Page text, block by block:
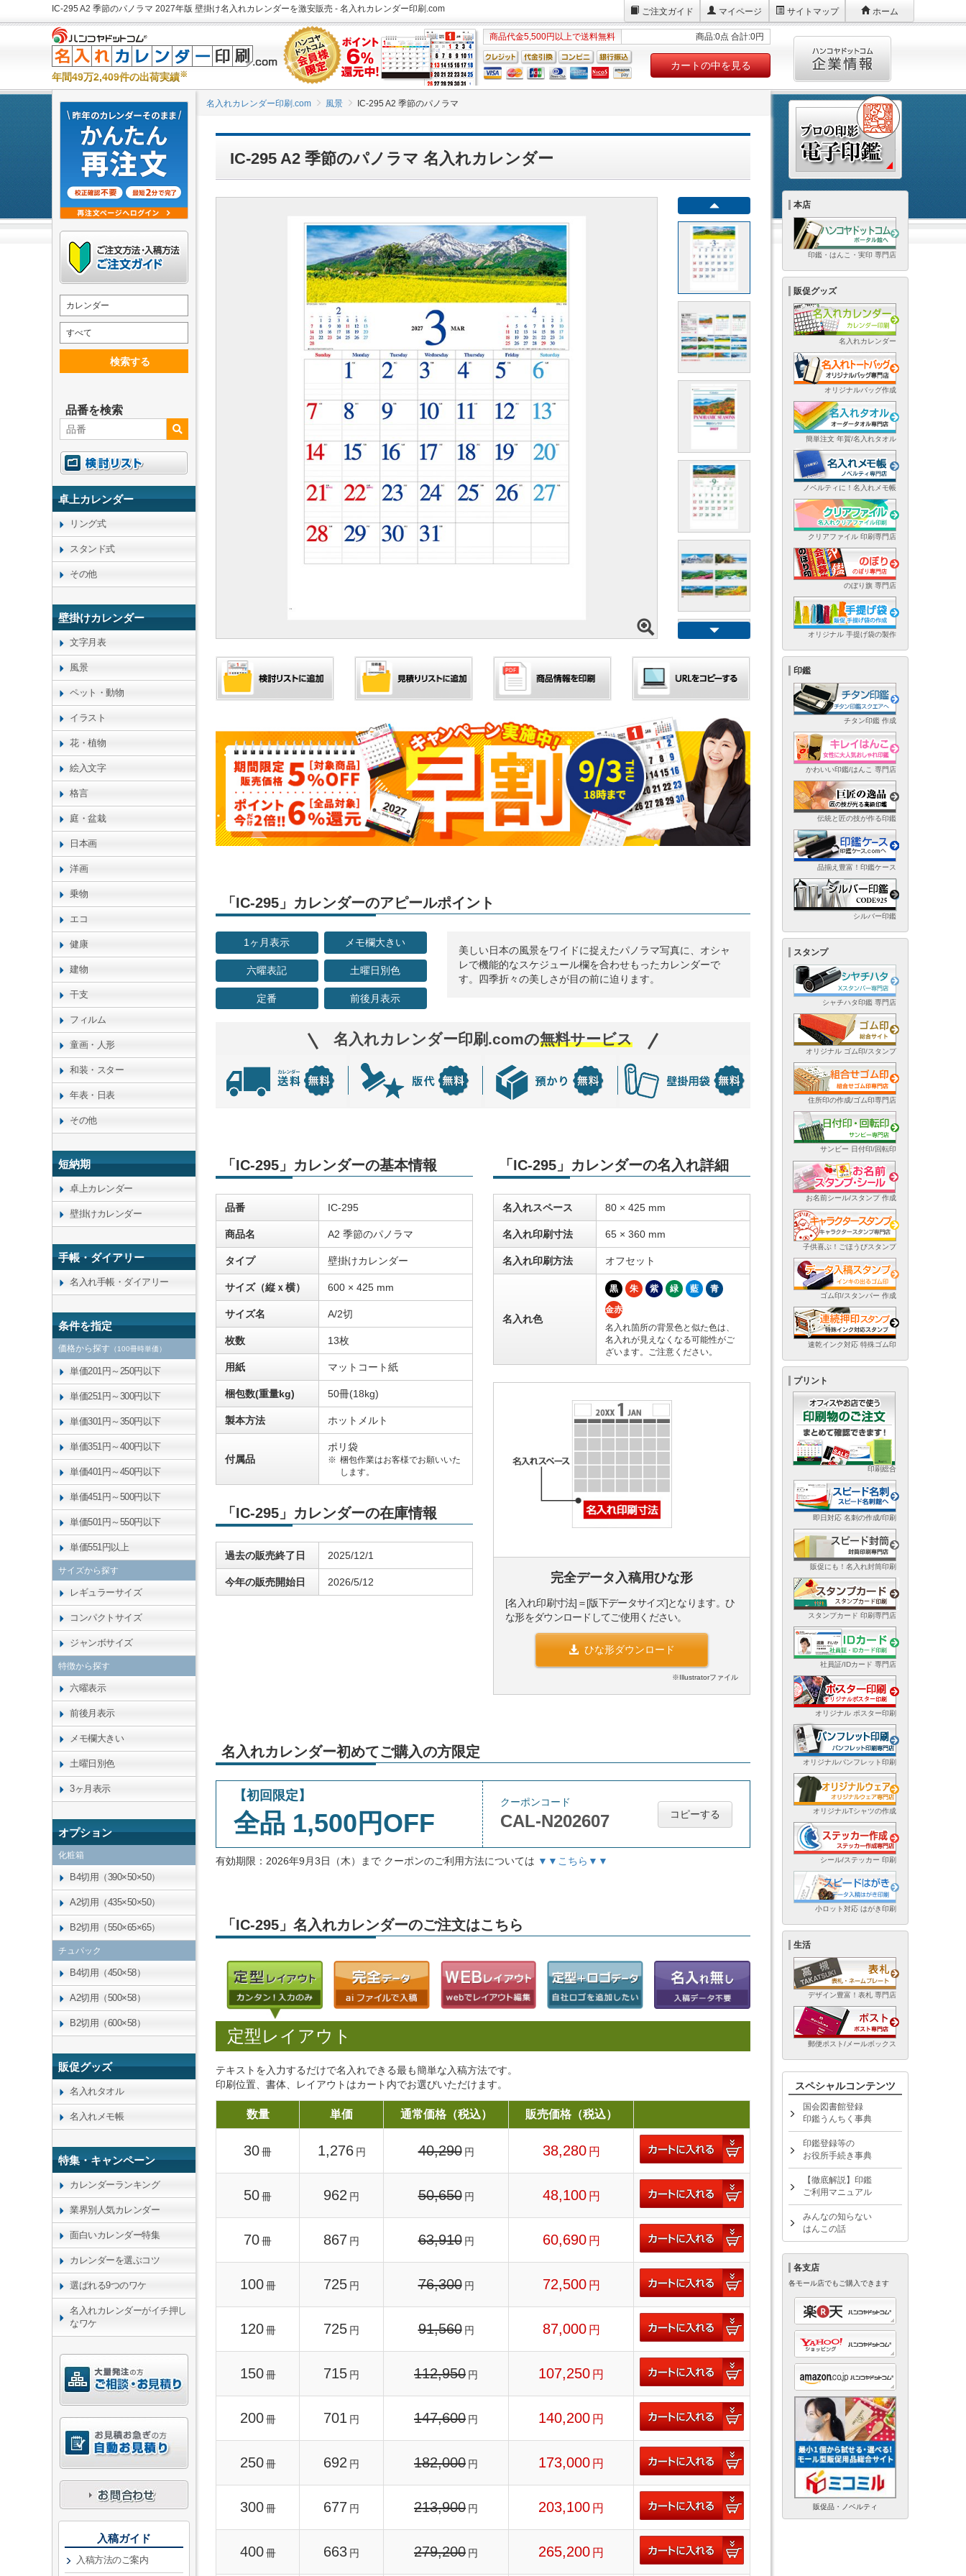
IC-295 A2 季節のパノラマ 2027年版 壁掛け名入れカレンダーを激安販売 - 名入れカレンダー印刷.com ご注文ガイド マイページ サイトマップ ホーム
年間49万2,409件の出荷実績※
商品代金5,500円以上で送料無料 商品:0点 合計:0円
カートの中を見る
名入れカレンダー印刷.com 風景 IC-295 A2 季節のパノラマ
IC-295 A2 季節のパノラマ 名入れカレンダー
「IC-295」カレンダーのアピールポイント
1ヶ月表示 メモ欄大きい
六曜表記 土曜日別色
定番 前後月表示
美しい日本の風景をワイドに捉えたパノラマ写真に、オシャ
レで機能的なスケジュール欄を合わせもったカレンダーで
す。四季折々の美しさが目の前に迫ります。
名入れカレンダー印刷.comの無料サービス
「IC-295」カレンダーの基本情報
品番 IC-295
商品名 A2 季節のパノラマ
タイプ 壁掛けカレンダー
サイズ（縦ｘ横） 600 × 425 mm
サイズ名 A/2切
枚数 13枚
用紙 マットコート紙
梱包数(重量kg) 50冊(18kg)
製本方法 ホットメルト
付属品
ポリ袋
梱包作業はお客様でお願いいた
します。
「IC-295」カレンダーの在庫情報
過去の販売終了日 2025/12/1
今年の販売開始日 2026/5/12
「IC-295」カレンダーの名入れ詳細
名入れスペース 80 × 425 mm
名入れ印刷寸法 65 × 360 mm
名入れ印刷方法 オフセット
名入れ色
黒 朱 紫 緑 藍 青
金赤
名入れ箇所の背景色と似た色は、
名入れが見えなくなる可能性がご
ざいます。ご注意ください。
完全データ入稿用ひな形
[名入れ印刷寸法]＝[版下データサイズ]となります。ひ
な形をダウンロードしてご使用ください。
ひな形ダウンロード
※Illustratorファイル
名入れカレンダー初めてご購入の方限定
【初回限定】
全品 1,500円OFF
クーポンコード
CAL-N202607 コピーする
有効期限：2026年9月3日（木）まで クーポンのご利用方法については ▼▼こちら▼▼
「IC-295」名入れカレンダーのご注文はこちら
定型レイアウト
テキストを入力するだけで名入れできる最も簡単な入稿方法です。
印刷位置、書体、レイアウトはカート内でお選びいただけます。
数量 単価 通常価格（税込） 販売価格（税込）
30冊 1,276 円 40,290 円 38,280 円
50冊 962 円 50,650 円 48,100 円
70冊 867 円 63,910 円 60,690 円
100 冊 725 円 76,300 円 72,500 円
120 冊 725 円 91,560 円 87,000 円
150 冊 715 円 112,950 円 107,250 円
200 冊 701 円 147,600 円 140,200 円
250 冊 692 円 182,000 円 173,000 円
300 冊 677 円 213,900 円 203,100 円
400 冊 663 円 279,200 円 265,200 円
カレンダー
すべて
検索する
品番を検索
卓上カレンダー
リング式
スタンド式
その他
壁掛けカレンダー
文字月表
風景
ペット・動物
イラスト
花・植物
絵入文字
格言
庭・盆栽
日本画
洋画
乗物
エコ
健康
建物
干支
フィルム
童画・人形
和装・スター
年表・日表
その他
短納期
卓上カレンダー
壁掛けカレンダー
手帳・ダイアリー
名入れ手帳・ダイアリー
条件を指定
価格から探す （100冊時単価）
単価201円～250円以下
単価251円～300円以下
単価301円～350円以下
単価351円～400円以下
単価401円～450円以下
単価451円～500円以下
単価501円～550円以下
単価551円以上
サイズから探す
レギュラーサイズ
コンパクトサイズ
ジャンボサイズ
特徴から探す
六曜表示
前後月表示
メモ欄大きい
土曜日別色
3ヶ月表示
オプション
化粧箱
B4切用（390×50×50）
A2切用（435×50×50）
B2切用（550×65×65）
チュパック
B4切用（450×58）
A2切用（500×58）
B2切用（600×58）
販促グッズ
名入れタオル
名入れメモ帳
特集・キャンペーン
カレンダーランキング
業界別人気カレンダー
面白いカレンダー特集
カレンダーを選ぶコツ
選ばれる9つのワケ
名入れカレンダーがイチ押し
なワケ
入稿ガイド
入稿方法のご案内
本店
印鑑・はんこ・実印 専門店
販促グッズ
名入れカレンダー
オリジナルバッグ作成
簡単注文 年賀/名入れタオル
ノベルティに！名入れメモ帳
クリアファイル 印刷専門店
のぼり旗 専門店
オリジナル 手提げ袋の製作
印鑑
チタン印鑑 作成
かわいい印鑑/はんこ 専門店
伝統と匠の技が作る印鑑
品揃え豊富！印鑑ケース
シルバー印鑑
スタンプ
シャチハタ印鑑 専門店
オリジナル ゴム印/スタンプ
住所印の作成/ゴム印専門店
サンビー 日付印/回転印
お名前シール/スタンプ 作成
子供喜ぶ！ごほうびスタンプ
ゴム印/スタンパー 作成
速乾インク対応 特殊ゴム印
プリント
印刷総合
即日対応 名刺の作成/印刷
販促にも！名入れ封筒印刷
スタンプカード 印刷専門店
社員証/IDカード 専門店
オリジナル ポスター印刷
オリジナルパンフレット印刷
オリジナルTシャツの作成
シール/ステッカー 印刷
小ロット対応 はがき印刷
生活
デザイン豊富！表札 専門店
郵便ポスト/メールボックス
スペシャルコンテンツ
国会図書館登録
印鑑うんちく事典
印鑑登録等の
お役所手続き事典
【徹底解説】印鑑
ご利用マニュアル
みんなの知らない
はんこの話
各支店
各モール店でもご購入できます
販促品・ノベルティ